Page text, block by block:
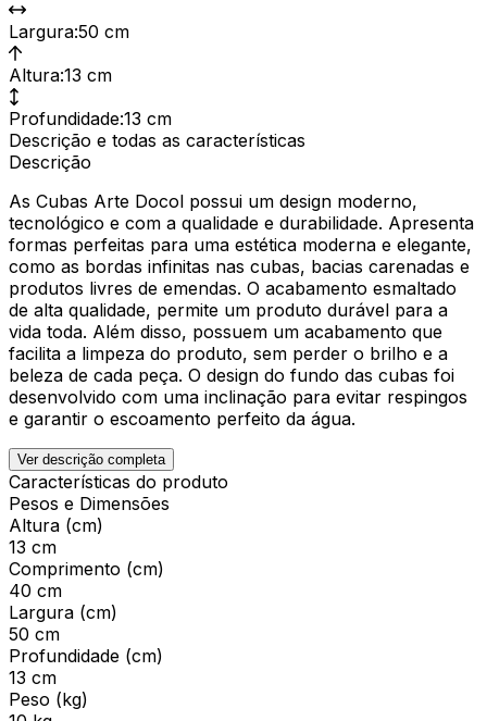
Largura:50 cm
Altura:13 cm
Profundidade:13 cm
Descrição e todas as características
Descrição
As Cubas Arte Docol possui um design moderno,
tecnológico e com a qualidade e durabilidade. Apresenta
formas perfeitas para uma estética moderna e elegante,
como as bordas infinitas nas cubas, bacias carenadas e
produtos livres de emendas. O acabamento esmaltado
de alta qualidade, permite um produto durável para a
vida toda. Além disso, possuem um acabamento que
facilita a limpeza do produto, sem perder o brilho e a
beleza de cada peça. O design do fundo das cubas foi
desenvolvido com uma inclinação para evitar respingos
e garantir o escoamento perfeito da água.
Ver descrição completa
Características do produto
Pesos e Dimensões
Altura (cm)
13 cm
Comprimento (cm)
40 cm
Largura (cm)
50 cm
Profundidade (cm)
13 cm
Peso (kg)